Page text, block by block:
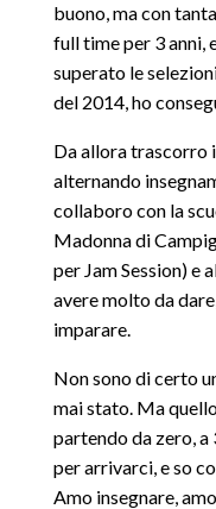
buono, ma con
full time per 3 anni,
superato le
del 2014, ho
Da allora trascorro
alternando
collaboro con la
Madonna di
per Jam Session) e
avere molto da
imparare.
Non sono di certo
mai stato. Ma
partendo da zero, a
per arrivarci, e so
Amo insegnare,